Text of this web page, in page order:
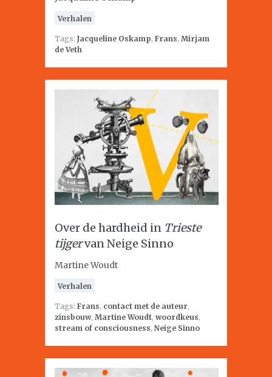
Verhalen
Tags: Jacqueline Oskamp, Frans, Mirjam
de Veth
Over de hardheid in Trieste
tijgervan Neige Sinno
Martine Woudt
Verhalen
Tags: Frans, contact met de auteur,
zinsbouw, Martine Woudt, woordkeus,
stream of consciousness, Neige Sinno